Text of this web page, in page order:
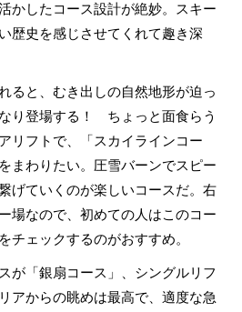
かしたコース設計が絶妙。スキー
歴史を感じさせてくれて趣き深
ると、むき出しの自然地形が迫っ
り登場する！ ちょっと面食らう
リフトで、「スカイラインコー
まわりたい。圧雪バーンでスピー
げていくのが楽しいコースだ。右
場なので、初めての人はこのコー
チェックするのがおすすめ。
が「銀扇コース」、シングルリフ
アからの眺めは最高で、適度な急